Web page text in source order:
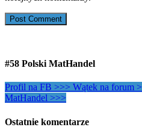
#58 Polski MatHandel
Profil na FB >>> Wątek na forum
MatHandel >>>
Ostatnie komentarze